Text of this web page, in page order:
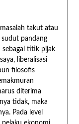
takut atau
sudut pandang
sebagai titik pijak
liberalisasi
filosofis
diterima
tidak, maka
Pada level